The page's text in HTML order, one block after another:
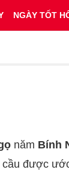
NGÀY TỐT
năm Bính
được